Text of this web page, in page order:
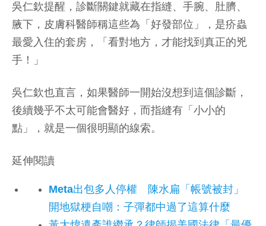
吳仁欽提醒，診斷關鍵就藏在指縫、手腕、肚臍、
腋下，皮膚科醫師稱這些為「好發部位」，是疥蟲
最愛入住的套房，「看對地方，才能找到真正的兇
手！」
吳仁欽也直言，如果醫師一開始沒想到這個診斷，
後續幾乎不太可能會醫好，而指縫有「小小的
點」，就是一個很明顯的線索。
延伸閱讀
Meta出包多人停權 陳水扁「帳號被封」
開地獄梗自嘲：子彈都中過了這算什麼